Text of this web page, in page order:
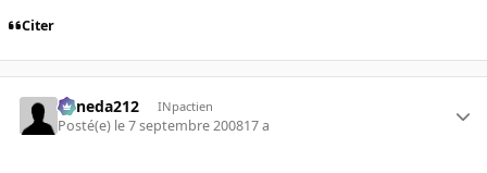
Citer
keneda212 INpactien
Posté(e) le 7 septembre 200817 a